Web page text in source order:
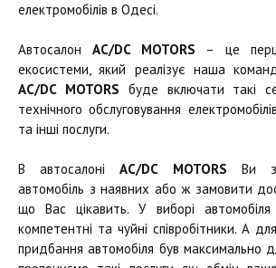
електромобілів в Одесі.
АвтосалонAC/DC MOTORS – це
екосистеми, який реалізує наша
AC/DC MOTORS буде включати такі
технічного обслуговування
та інші послуги.
В автосалоніAC/DC MOTORS Ви
автомобіль з наявних або ж замовити
що Вас цікавить. У виборі
компетентні та чуйні співробітники. А
придбання автомобіля був максимально